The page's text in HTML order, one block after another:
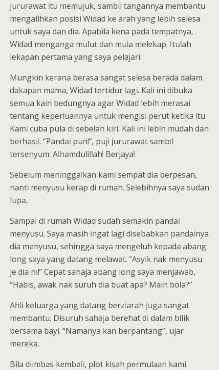
jururawat itu memujuk, sambil tangannya membantu
mengalihkan posisi Widad ke arah yang lebih selesa
untuk saya dan dia. Apabila kena pada tempatnya,
Widad menganga mulut dan mula melekap. Itulah
lekapan pertama yang saya pelajari.
Mungkin kerana berasa sangat selesa berada dalam
dakapan mama, Widad tertidur lagi. Kali ini dibuka
semua kain bedungnya agar Widad lebih merasai
tentang keperluannya untuk mengisi perut ketika itu.
Kami cuba pula di sebelah kiri. Kali ini lebih mudah dan
berhasil. “Pandai pun!”, puji jururawat sambil
tersenyum. Alhamdulillah! Berjaya!
Sebelum meninggalkan kami sempat dia berpesan,
nanti menyusu kerap di rumah. Selebihnya saya sudan
lupa.
Sampai di rumah Widad sudah semakin pandai
menyusu. Saya masih ingat lagi disebabkan pandainya
dia menyusu, sehingga saya mengeluh kepada abang
long saya yang datang melawat. “Asyik nak menyusu
je dia ni!” Cepat sahaja abang long saya menjawab,
“Habis, awak nak suruh dia buat apa? Main bola?”
Ahli keluarga yang datang berziarah juga sangat
membantu. Disuruh sahaja berehat di dalam bilik
bersama bayi. “Namanya kan berpantang”, ujar
mereka.
Bila diimbas kembali, plot kisah permulaan kami